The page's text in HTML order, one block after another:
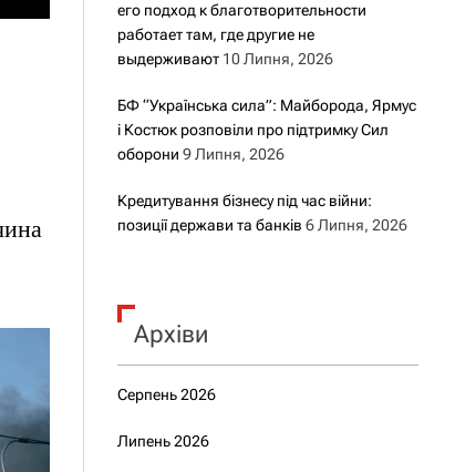
его подход к благотворительности
работает там, где другие не
выдерживают 10 Липня, 2026
БФ “Українська сила”: Майборода, Ярмус
і Костюк розповіли про підтримку Сил
оборони 9 Липня, 2026
Кредитування бізнесу під час війни:
позиції держави та банків 6 Липня, 2026
Архіви
Серпень 2026
Липень 2026